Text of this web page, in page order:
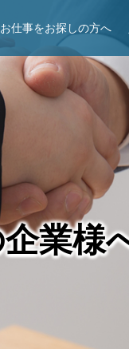
お仕事をお探しの方へ